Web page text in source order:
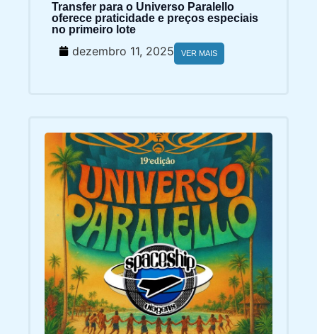
Transfer para o Universo Paralello
oferece praticidade e preços especiais
no primeiro lote
dezembro 11, 2025 VER MAIS